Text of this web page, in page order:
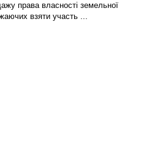
права власності земельної
взяти участь ...